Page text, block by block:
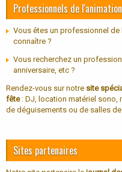
Professionnels de l'animation
Vous êtes un professionnel
connaître ?
Vous recherchez un
anniversaire, etc ?
Rendez-vous sur notre site
fête: DJ, location matériel sono,
de déguisements ou de salles de
Sites partenaires